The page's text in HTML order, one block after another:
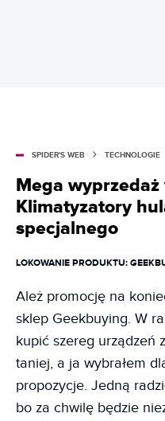
SPIDER'S WEB TECHNOLOGIE
Mega
Klimatyzatory
specjalnego
LOKOWANIE PRODUKTU:
Ależ promocję na
sklep Geekbuying. W
kupić szereg urządzeń
taniej, a ja wybrałem
propozycje. Jedną
bo za chwilę będzie